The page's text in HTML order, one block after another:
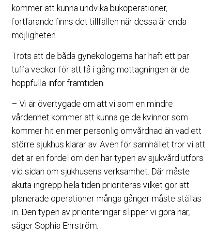
kommer att kunna undvika bukoperationer,
fortfarande finns det tillfällen när dessa är enda
möjligheten.
Trots att de båda gynekologerna har haft ett par
tuffa veckor för att få i gång mottagningen är de
hoppfulla inför framtiden.
– Vi är övertygade om att vi som en mindre
vårdenhet kommer att kunna ge de kvinnor som
kommer hit en mer personlig omvårdnad än vad ett
större sjukhus klarar av. Även för samhället tror vi att
det är en fördel om den här typen av sjukvård utförs
vid sidan om sjukhusens verksamhet. Där måste
akuta ingrepp hela tiden prioriteras vilket gör att
planerade operationer många gånger måste ställas
in. Den typen av prioriteringar slipper vi göra här,
säger Sophia Ehrström.